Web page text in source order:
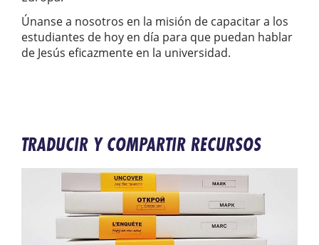
Únanse a nosotros en la misión de capacitar a los
estudiantes de hoy en día para que puedan hablar
de Jesús eficazmente en la universidad.
TRADUCIR Y COMPARTIR RECURSOS